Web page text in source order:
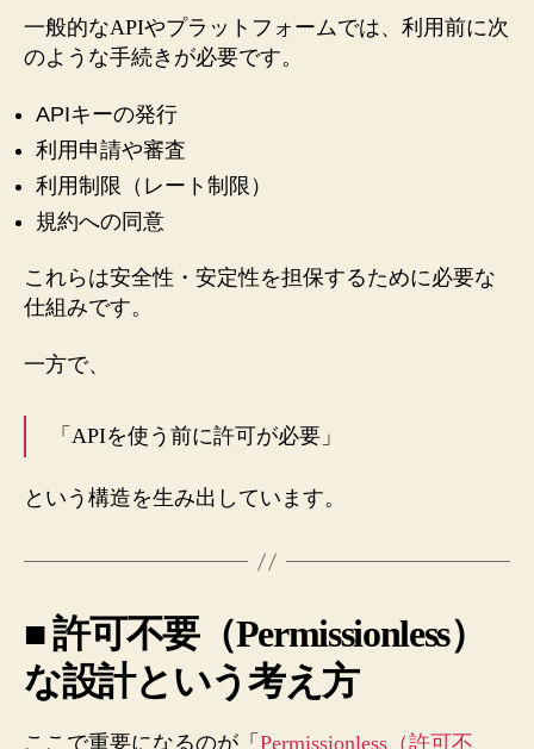
一般的なAPIやプラットフォームでは、利用前に次
のような手続きが必要です。
APIキーの発行
利用申請や審査
利用制限（レート制限）
規約への同意
これらは安全性・安定性を担保するために必要な
仕組みです。
一方で、
「APIを使う前に許可が必要」
という構造を生み出しています。
■ 許可不要（Permissionless）
な設計という考え方
ここで重要になるのが「 Permissionless（許可不